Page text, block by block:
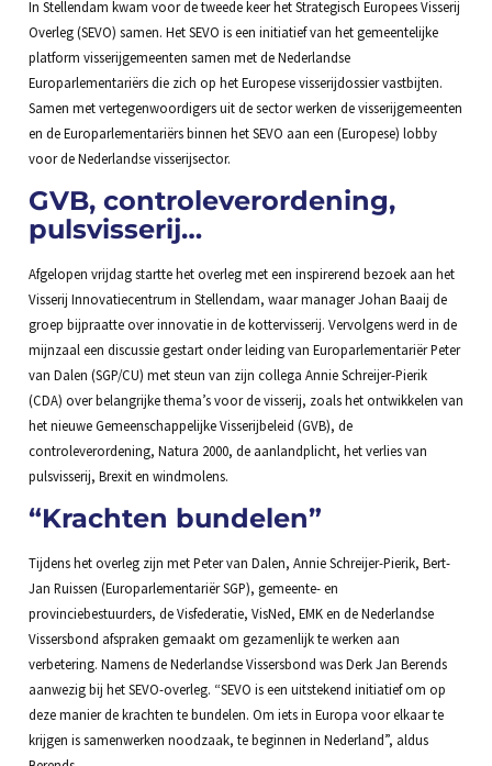
In Stellendam kwam voor de tweede keer het Strategisch Europees Visserij
Overleg (SEVO) samen. Het SEVO is een initiatief van het gemeentelijke
platform visserijgemeenten samen met de Nederlandse
Europarlementariërs die zich op het Europese visserijdossier vastbijten.
Samen met vertegenwoordigers uit de sector werken de visserijgemeenten
en de Europarlementariërs binnen het SEVO aan een (Europese) lobby
voor de Nederlandse visserijsector.
GVB, controleverordening,
pulsvisserij…
Afgelopen vrijdag startte het overleg met een inspirerend bezoek aan het
Visserij Innovatiecentrum in Stellendam, waar manager Johan Baaij de
groep bijpraatte over innovatie in de kottervisserij. Vervolgens werd in de
mijnzaal een discussie gestart onder leiding van Europarlementariër Peter
van Dalen (SGP/CU) met steun van zijn collega Annie Schreijer-Pierik
(CDA) over belangrijke thema’s voor de visserij, zoals het ontwikkelen van
het nieuwe Gemeenschappelijke Visserijbeleid (GVB), de
controleverordening, Natura 2000, de aanlandplicht, het verlies van
pulsvisserij, Brexit en windmolens.
“Krachten bundelen”
Tijdens het overleg zijn met Peter van Dalen, Annie Schreijer-Pierik, Bert-
Jan Ruissen (Europarlementariër SGP), gemeente- en
provinciebestuurders, de Visfederatie, VisNed, EMK en de Nederlandse
Vissersbond afspraken gemaakt om gezamenlijk te werken aan
verbetering. Namens de Nederlandse Vissersbond was Derk Jan Berends
aanwezig bij het SEVO-overleg. “SEVO is een uitstekend initiatief om op
deze manier de krachten te bundelen. Om iets in Europa voor elkaar te
krijgen is samenwerken noodzaak, te beginnen in Nederland”, aldus